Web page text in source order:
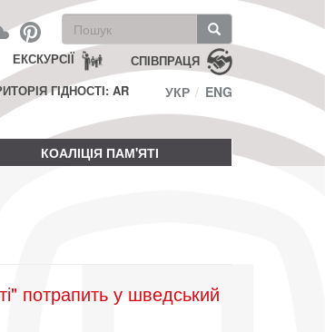
Пошукова
форма
Пошук СПІВПРАЦЯ
ЕКСКУРСІЇ
ГІДНОСТІ: AR
УКР ENG
КОАЛІЦІЯ ПАМ'ЯТІ
потрапить у шведський